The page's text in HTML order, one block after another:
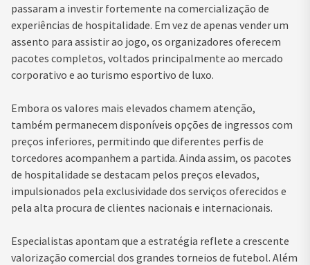
passaram a investir fortemente na comercialização de
experiências de hospitalidade. Em vez de apenas vender um
assento para assistir ao jogo, os organizadores oferecem
pacotes completos, voltados principalmente ao mercado
corporativo e ao turismo esportivo de luxo.
Embora os valores mais elevados chamem atenção,
também permanecem disponíveis opções de ingressos com
preços inferiores, permitindo que diferentes perfis de
torcedores acompanhem a partida. Ainda assim, os pacotes
de hospitalidade se destacam pelos preços elevados,
impulsionados pela exclusividade dos serviços oferecidos e
pela alta procura de clientes nacionais e internacionais.
Especialistas apontam que a estratégia reflete a crescente
valorização comercial dos grandes torneios de futebol. Além